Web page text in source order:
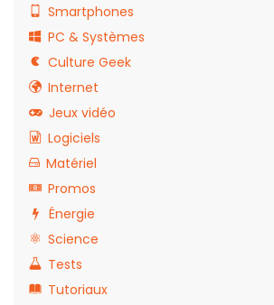
Smartphones
PC & Systèmes
Culture Geek
Internet
Jeux vidéo
Logiciels
Matériel
Promos
Énergie
Science
Tests
Tutoriaux